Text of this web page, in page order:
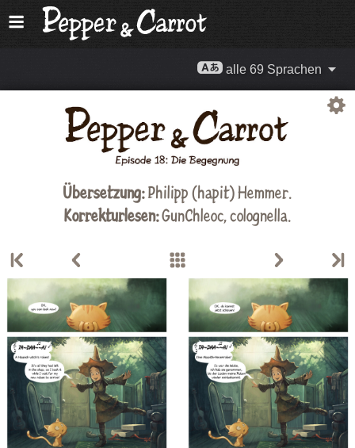
alle 69 Sprachen
Übersetzung:Philipp (hapit) Hemmer.
Korrekturlesen:GunChleoc, colognella.